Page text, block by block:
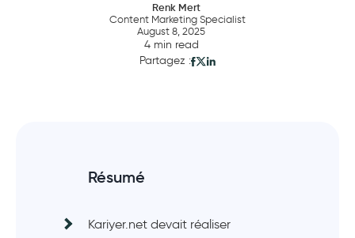
Renk Mert
Content Marketing Specialist
August 8, 2025
4 min read
Partagez :
Résumé
Kariyer.net devait réaliser